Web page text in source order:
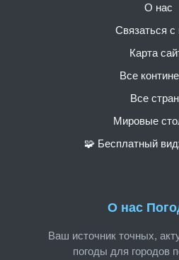
О нас
Ваш источник точных,
погоды для городов
О нас
Связаться с
Карта
Все
Все
Мировые
🧩 Бесплатный